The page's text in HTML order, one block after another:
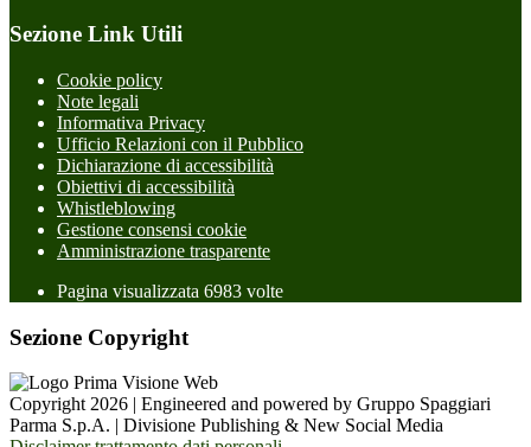
Sezione Link Utili
Cookie policy
Note legali
Informativa Privacy
Ufficio Relazioni con il Pubblico
Dichiarazione di accessibilità
Obiettivi di accessibilità
Whistleblowing
Gestione consensi cookie
Amministrazione trasparente
Pagina visualizzata 6983 volte
Sezione Copyright
Copyright 2026 | Engineered and powered by Gruppo Spaggiari
Parma S.p.A. | Divisione Publishing & New Social Media